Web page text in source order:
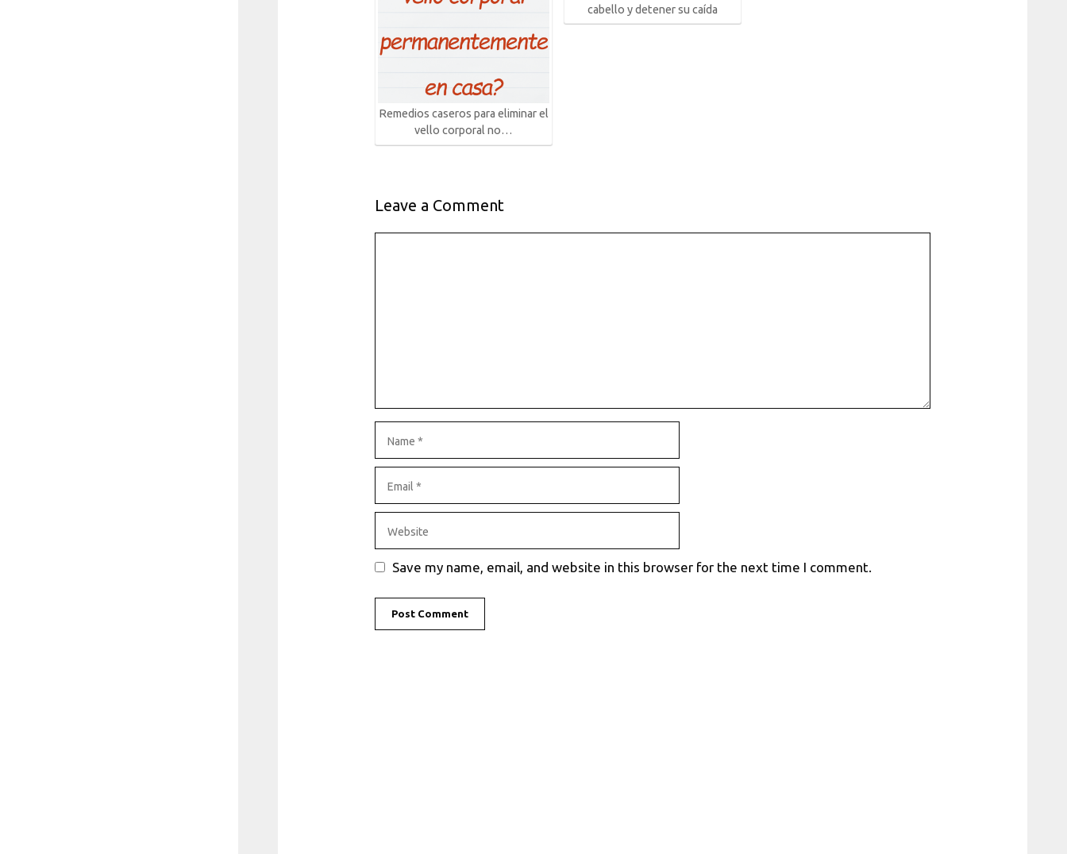
Remedios caseros para eliminar el
vello corporal no…
cabello y detener su caída
Leave a Comment
Save my name, email, and website in this browser for the next time I comment.